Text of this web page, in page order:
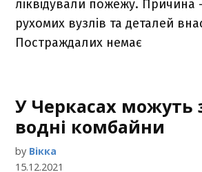
ліквідували пожежу. Причина
рухомих вузлів та деталей
Постраждалих немає
У Черкасах можуть
водні комбайни
by Вікка
15.12.2021